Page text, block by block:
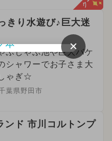
きり水遊び♪巨大迷
ぶじゃぶ池や巨大バケ
シャワーでお子さま大
ゃぎ☆
葉県野田市
ンド 市川コルトンプ
×